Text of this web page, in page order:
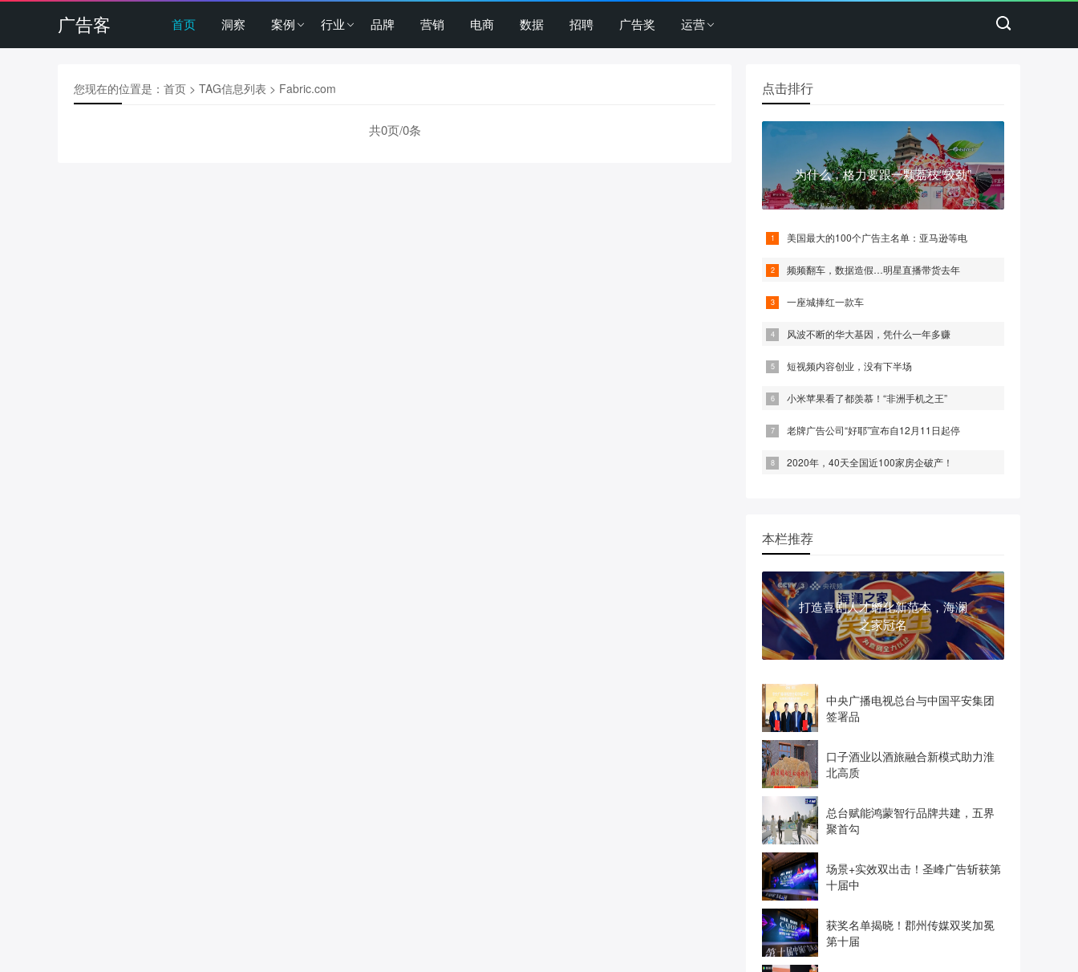
广告客 首页 洞察 案例 行业 品牌 营销 电商 数据 招聘 广告奖 运营
您现在的位置是： 首页 > TAG信息列表 > Fabric.com
共0页/0条
点击排行
为什么，格力要跟一颗荔枝“较劲”
美国最大的100个广告主名单：亚马逊等电
频频翻车，数据造假…明星直播带货去年
一座城捧红一款车
风波不断的华大基因，凭什么一年多赚
短视频内容创业，没有下半场
小米苹果看了都羡慕！“非洲手机之王”
老牌广告公司“好耶”宣布自12月11日起停
2020年，40天全国近100家房企破产！
本栏推荐
打造喜剧人才孵化新范本，海澜
之家冠名
中央广播电视总台与中国平安集团
签署品
口子酒业以酒旅融合新模式助力淮
北高质
总台赋能鸿蒙智行品牌共建，五界
聚首勾
场景+实效双出击！圣峰广告斩获第
十届中
获奖名单揭晓！郡州传媒双奖加冕
第十届